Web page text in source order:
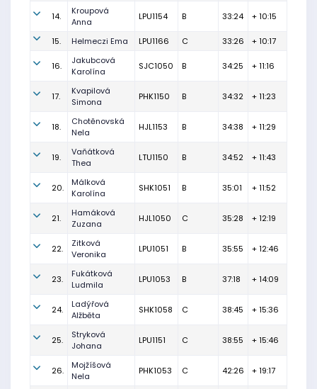
14.
Kroupová
Anna
LPU1154 B 33:24 + 10:15
15. Helmeczi Ema LPU1166 C 33:26 + 10:17
16.
Jakubcová
Karolína
SJC1050 B 34:25 + 11:16
17.
Kvapilová
Simona
PHK1150 B 34:32 + 11:23
18.
Chotěnovská
Nela
HJL1153 B 34:38 + 11:29
19.
Vaňátková
Thea
LTU1150 B 34:52 + 11:43
20.
Málková
Karolína
SHK1051 B 35:01 + 11:52
21.
Hamáková
Zuzana
HJL1050 C 35:28 + 12:19
22.
Zitková
Veronika
LPU1051 B 35:55 + 12:46
23.
Fukátková
Ludmila
LPU1053 B 37:18 + 14:09
24.
Ladýřová
Alžběta
SHK1058 C 38:45 + 15:36
25.
Stryková
Johana
LPU1151 C 38:55 + 15:46
26.
Mojžíšová
Nela
PHK1053 C 42:26 + 19:17